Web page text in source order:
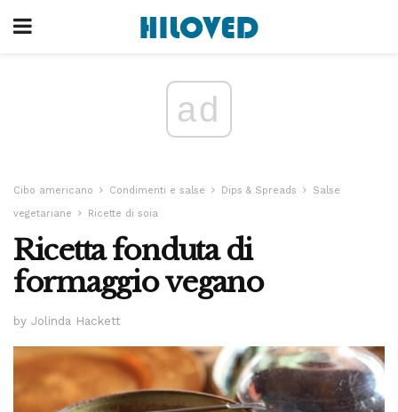
ad
Cibo americano Condimenti e salse Dips & Spreads
Salse
vegetariane
Ricette di soia
Ricetta fonduta di
formaggio vegano
by Jolinda Hackett